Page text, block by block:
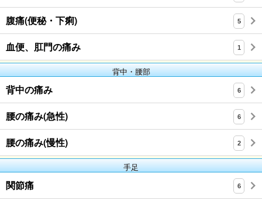
腹痛(便秘・下痢)
5
血便、肛門の痛み 1
背中・腰部
背中の痛み 6
腰の痛み(急性) 6
腰の痛み(慢性) 2
手足
関節痛 6